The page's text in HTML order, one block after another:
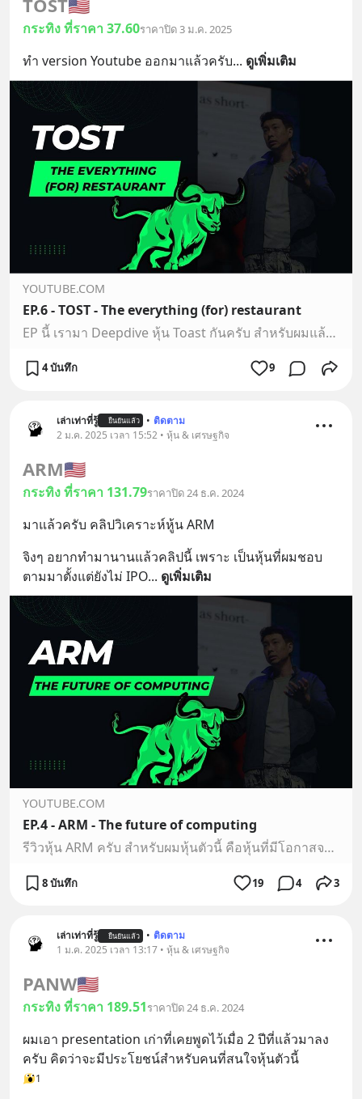
TOST🇺🇸
กระทิง ที่ราคา 37.60ราคาปิด 3 ม.ค. 2025
ทำ version Youtube ออกมาแล้วครับ... ดูเพิ่มเติม
YOUTUBE.COM
EP.6 - TOST - The everything (for) restaurant
EP นี้ เรามา Deepdive หุ้น Toast กันครับ สำหรับผมแล้ว TOST เป็นหุ้นที่เข้าใจไม่ยากเลย เหมาะสำหรับ คนที่อยากจะดูหุ้นเทคแต่ยังไม่อยากเริ่มต้นด้วยหุ้นที่ยากๆแบบ…
4 บันทึก 9
เล่าเท่าที่รู้ ยืนยันแล้ว • ติดตาม
2 ม.ค. 2025 เวลา 15:52 • หุ้น & เศรษฐกิจ
ARM🇺🇸
กระทิง ที่ราคา 131.79ราคาปิด 24 ธ.ค. 2024
มาแล้วครับ คลิปวิเคราะห์หู้น ARM
จิงๆ อยากทำมานานแล้วคลิปนี้ เพราะ เป็นหุ้นที่ผมชอบ
ตามมาตั้งแต่ยังไม่ IPO... ดูเพิ่มเติม
YOUTUBE.COM
EP.4 - ARM - The future of computing
รีวิวหุ้น ARM ครับ สำหรับผมหุ้นตัวนี้ คือหุ้นที่มีโอกาสจะเป็น trillion company ได้เลย ในระยะ 10 ปี หุ้นตัวนี้ น่าสนใจยังไง อยากให้ลองฟังกันดูครับ$ARM
8 บันทึก 19 4 3
เล่าเท่าที่รู้ ยืนยันแล้ว • ติดตาม
1 ม.ค. 2025 เวลา 13:17 • หุ้น & เศรษฐกิจ
PANW🇺🇸
กระทิง ที่ราคา 189.51ราคาปิด 24 ธ.ค. 2024
ผมเอา presentation เก่าที่เคยพูดไว้เมื่อ 2 ปีที่แล้วมาลง
ครับ คิดว่าจะมีประโยชน์สำหรับคนที่สนใจหุ้นตัวนี้
1